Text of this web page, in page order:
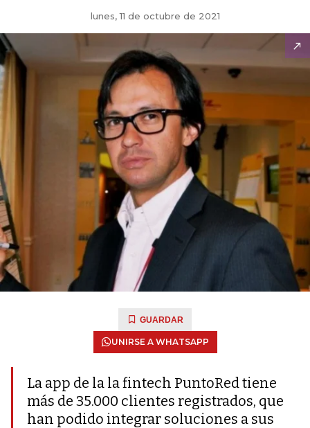
lunes, 11 de octubre de 2021
GUARDAR
UNIRSE A WHATSAPP
La app de la la fintech PuntoRed tiene
más de 35.000 clientes registrados, que
han podido integrar soluciones a sus